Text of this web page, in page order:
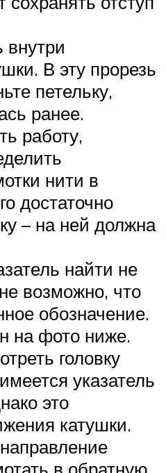
внутри
В эту прорезь
петельку,
ранее.
работу,
нити в
достаточно
– на ней должна
найти не
возможно, что
обозначение.
на фото ниже.
головку
указатель
это
катушки.
в обратную